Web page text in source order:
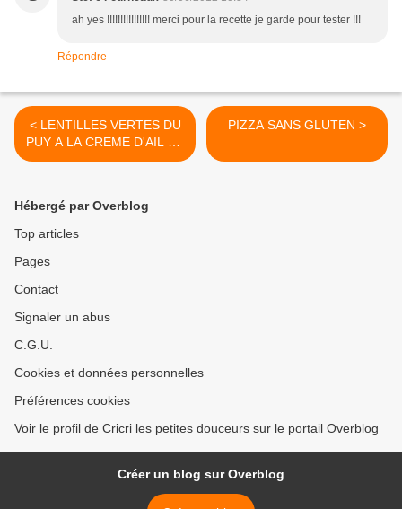
ah yes !!!!!!!!!!!!!!!! merci pour la recette je garde pour tester !!!
Répondre
< LENTILLES VERTES DU
PUY A LA CREME D'AIL ET
COTES D'AGNEAU
PIZZA SANS GLUTEN >
Hébergé par Overblog
Top articles
Pages
Contact
Signaler un abus
C.G.U.
Cookies et données personnelles
Préférences cookies
Voir le profil de Cricri les petites douceurs sur le portail Overblog
Créer un blog sur Overblog